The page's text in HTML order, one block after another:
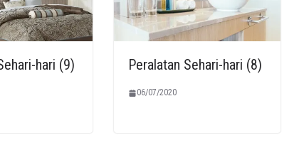
hari (9) Peralatan Sehari-hari (8)
06/07/2020